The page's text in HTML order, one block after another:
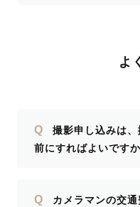
よ
Q
撮影申し込みは
前にすればよいですか
Q カメラマンの交